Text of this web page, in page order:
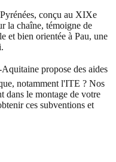
conçu au XIXe
la chaîne, témoigne de
et bien orientée à Pau, une
propose des aides
notamment l'ITE ? Nos
dans le montage de votre
ces subventions et